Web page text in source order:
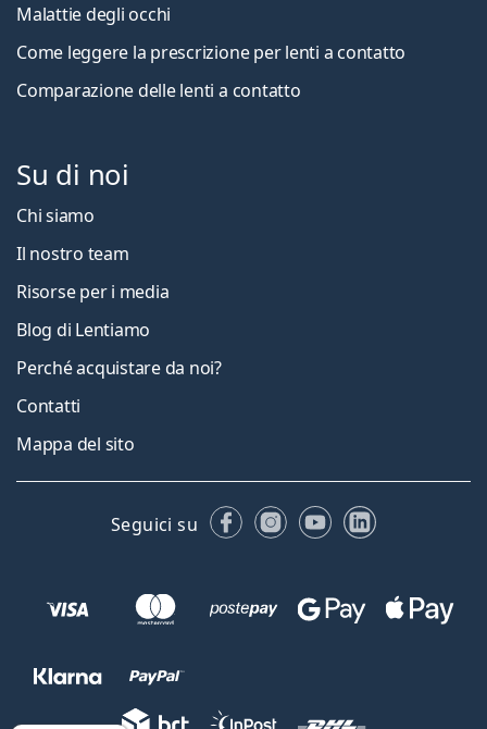
Malattie degli occhi
Come leggere la prescrizione per lenti a contatto
Comparazione delle lenti a contatto
Su di noi
Chi siamo
Il nostro team
Risorse per i media
Blog di Lentiamo
Perché acquistare da noi?
Contatti
Mappa del sito
Seguici su FacebookInstagram
YouTubeLinkedIn